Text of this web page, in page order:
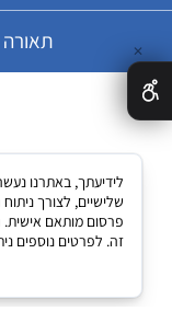
תאורה All rights reserved DNA ✕
שלישיים, לצורך
פרסום מותאם
זה. לפרטים נוספים